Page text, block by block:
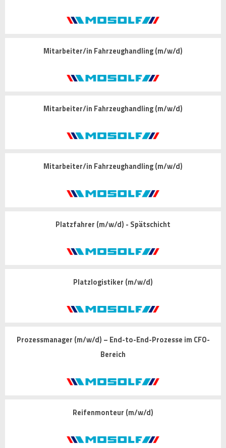
Mitarbeiter/in Fahrzeughandling (m/w/d)
Mitarbeiter/in Fahrzeughandling (m/w/d)
Mitarbeiter/in Fahrzeughandling (m/w/d)
Platzfahrer (m/w/d) - Spätschicht
Platzlogistiker (m/w/d)
Prozessmanager (m/w/d) – End-to-End-Prozesse im CFO-
Bereich
Reifenmonteur (m/w/d)